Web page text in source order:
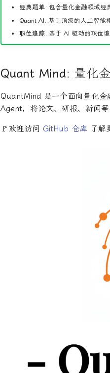
经典题单: 包含量化金融领域经
Quant AI: 基于顶级的人工智能
职位追踪: 基于 AI 驱动的职位
Quant Mind: 量化
QuantMind 是一个面向量化金
Agent，将论文、研报、新闻
🚩欢迎访问 GitHub 仓库 了解